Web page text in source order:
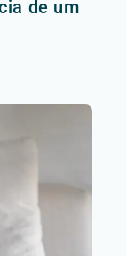
de um